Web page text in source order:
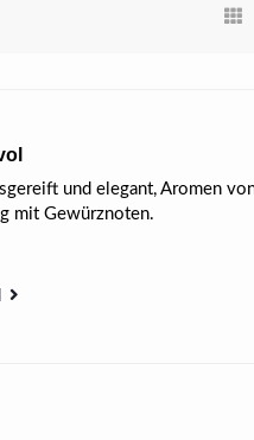
und elegant, Aromen
mit Gewürznoten.